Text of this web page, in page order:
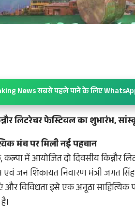
News सबसे पहले पाने के लिए
लिटरेचर फेस्टिवल का शुभारंभ,
मंच पर मिली नई पहचान
में आयोजित दो दिवसीय किन्नौर
जन शिकायत निवारण मंत्री जगत सिंह
विविधता इसे एक अनूठा साहित्यिक